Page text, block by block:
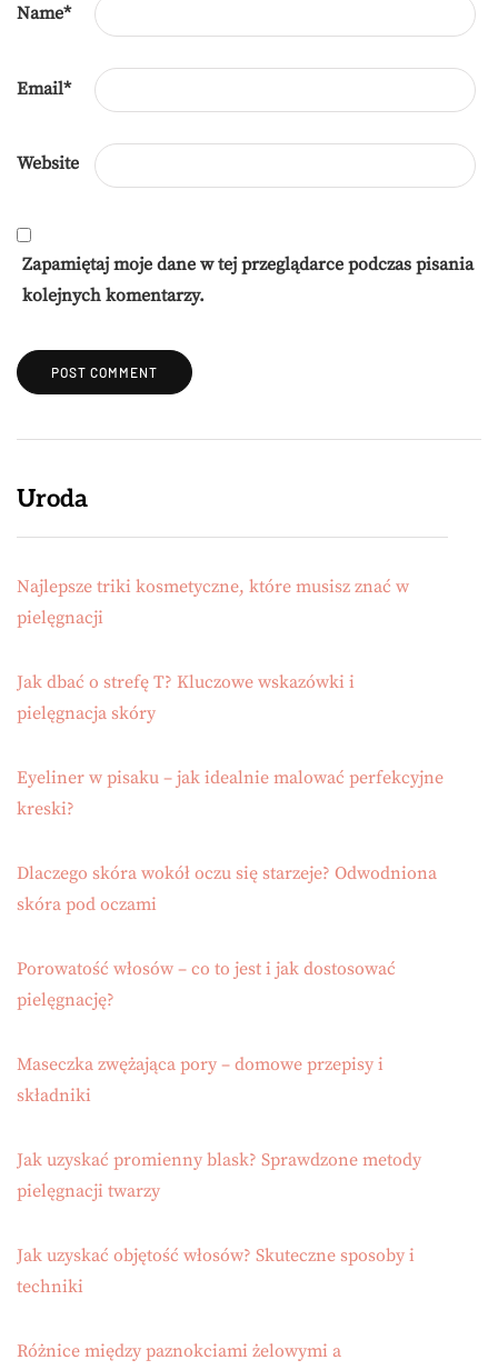
Name*
Email*
Website
Zapamiętaj moje dane w tej przeglądarce podczas pisania
kolejnych komentarzy.
Uroda
Najlepsze triki kosmetyczne, które musisz znać w
pielęgnacji
Jak dbać o strefę T? Kluczowe wskazówki i
pielęgnacja skóry
Eyeliner w pisaku – jak idealnie malować perfekcyjne
kreski?
Dlaczego skóra wokół oczu się starzeje? Odwodniona
skóra pod oczami
Porowatość włosów – co to jest i jak dostosować
pielęgnację?
Maseczka zwężająca pory – domowe przepisy i
składniki
Jak uzyskać promienny blask? Sprawdzone metody
pielęgnacji twarzy
Jak uzyskać objętość włosów? Skuteczne sposoby i
techniki
Różnice między paznokciami żelowymi a